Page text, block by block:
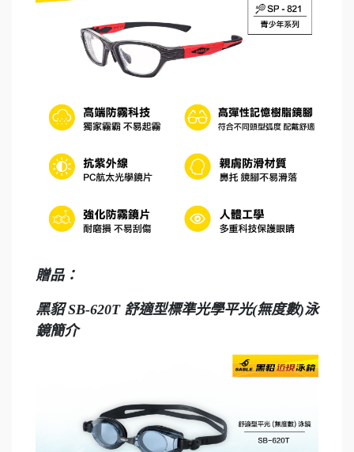
贈品：
黑貂 SB-620T 舒適型標準光學平光(無度數)泳
鏡簡介